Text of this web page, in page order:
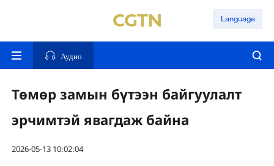
Language
Аудио
Төмөр замын бүтээн байгуулалт
эрчимтэй явагдаж байна
2026-05-13 10:02:04